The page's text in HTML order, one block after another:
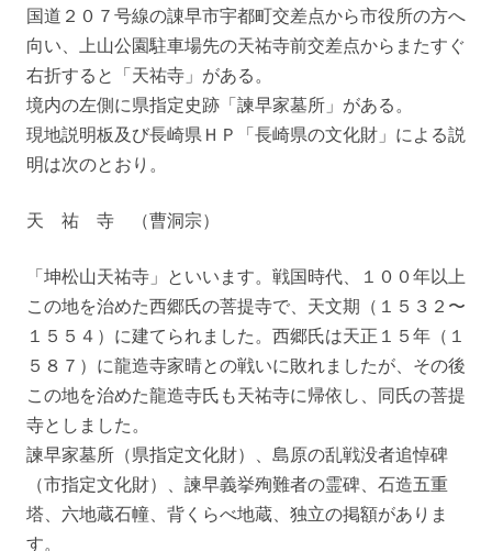
国道２０７号線の諌早市宇都町交差点から市役所の方へ
向い、上山公園駐車場先の天祐寺前交差点からまたすぐ
右折すると「天祐寺」がある。
境内の左側に県指定史跡「諫早家墓所」がある。
現地説明板及び長崎県ＨＰ「長崎県の文化財」による説
明は次のとおり。
天 祐 寺 （曹洞宗）
「坤松山天祐寺」といいます。戦国時代、１００年以上
この地を治めた西郷氏の菩提寺で、天文期（１５３２〜
１５５４）に建てられました。西郷氏は天正１５年（１
５８７）に龍造寺家晴との戦いに敗れましたが、その後
この地を治めた龍造寺氏も天祐寺に帰依し、同氏の菩提
寺としました。
諫早家墓所（県指定文化財）、島原の乱戦没者追悼碑
（市指定文化財）、諫早義挙殉難者の霊碑、石造五重
塔、六地蔵石幢、背くらべ地蔵、独立の掲額がありま
す。